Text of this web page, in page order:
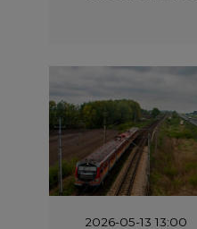
2026-05-13 13:00